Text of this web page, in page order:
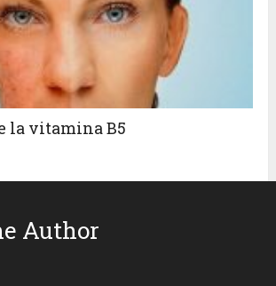
la vitamina B5
Author